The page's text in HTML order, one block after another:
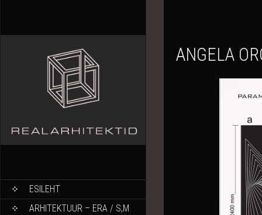
ESILEHT
ARHITEKTUUR – ERA / S,M
ANGELA